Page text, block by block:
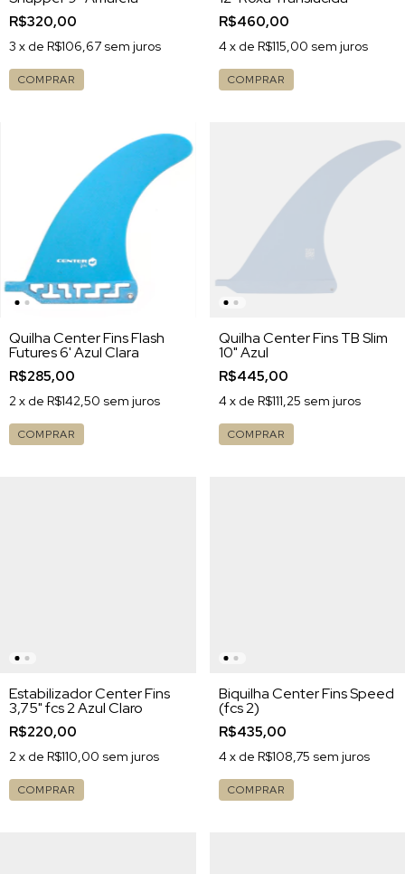
R$320,00
3 x de R$106,67 sem juros
COMPRAR
R$460,00
4 x de R$115,00 sem juros
COMPRAR
Quilha Center Fins Flash
Futures 6' Azul Clara
R$285,00
2x de R$142,50 sem juros
COMPRAR
Quilha Center Fins TB Slim
10" Azul
R$445,00
4 x de R$111,25 sem juros
COMPRAR
Estabilizador Center Fins
3,75" fcs 2 Azul Claro
R$220,00
2 x de R$110,00 sem juros
COMPRAR
Biquilha Center Fins Speed
(fcs 2)
R$435,00
4 x de R$108,75 sem juros
COMPRAR